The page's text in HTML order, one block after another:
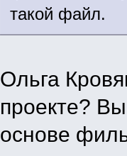
такой файл.
Ольга
проекте?
основе